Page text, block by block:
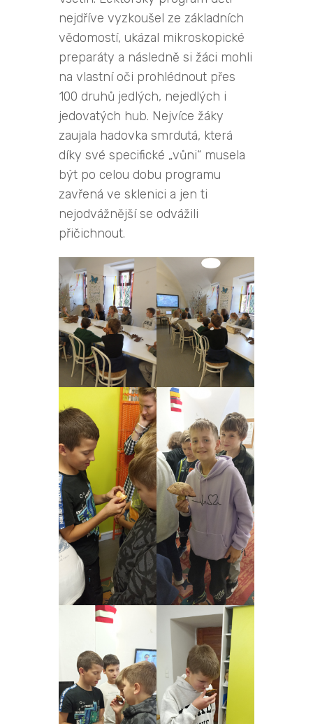
nejdříve vyzkoušel ze základních
vědomostí, ukázal mikroskopické
preparáty a následně si žáci mohli
na vlastní oči prohlédnout přes
100 druhů jedlých, nejedlých i
jedovatých hub. Nejvíce žáky
zaujala hadovka smrdutá, která
díky své specifické „vůni“ musela
být po celou dobu programu
zavřená ve sklenici a jen ti
nejodvážnější se odvážili
přičichnout.